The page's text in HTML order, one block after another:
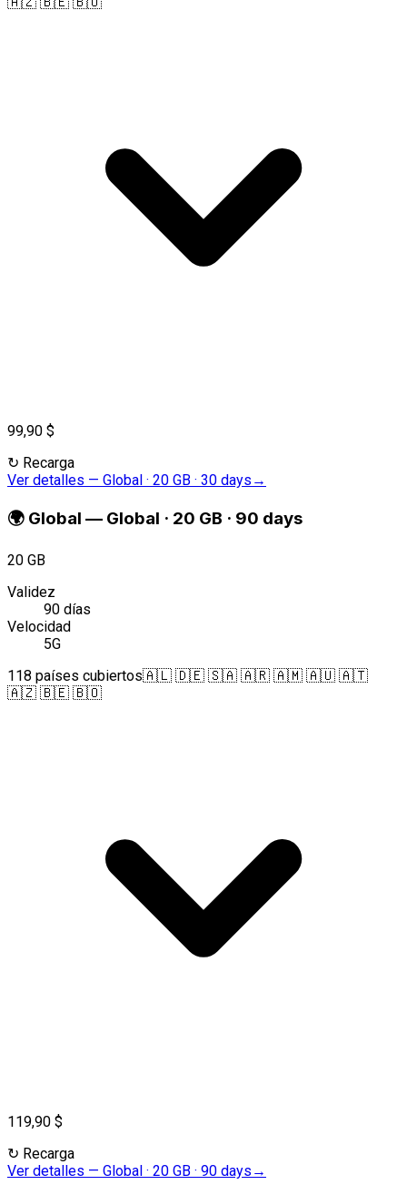
99,90 $
↻ Recarga
Ver detalles — Global · 20 GB · 30 days →
🌍 Global — Global · 20 GB · 90 days
20 GB
Validez
90 días
Velocidad
5G
118 países cubiertos🇦🇱 🇩🇪 🇸🇦 🇦🇷 🇦🇲 🇦🇺 🇦🇹
🇦🇿 🇧🇪 🇧🇴
119,90 $
↻ Recarga
Ver detalles — Global · 20 GB · 90 days →